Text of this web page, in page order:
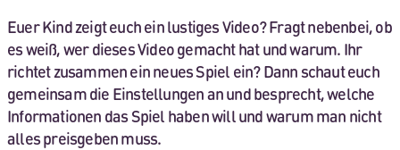
Euer Kind zeigt euch ein lustiges Video? Fragt nebenbei, ob
es weiß, wer dieses Video gemacht hat und warum. Ihr
richtet zusammen ein neues Spiel ein? Dann schaut euch
gemeinsam die Einstellungen an und besprecht, welche
Informationen das Spiel haben will und warum man nicht
alles preisgeben muss.